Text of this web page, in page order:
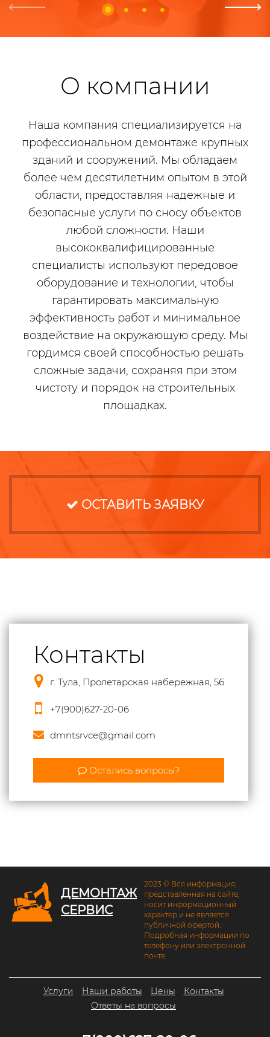
Previous next
О компании
Наша компания специализируется на
профессиональном демонтаже крупных
зданий и сооружений. Мы обладаем
более чем десятилетним опытом в этой
области, предоставляя надежные и
безопасные услуги по сносу объектов
любой сложности. Наши
высококвалифицированные
специалисты используют передовое
оборудование и технологии, чтобы
гарантировать максимальную
эффективность работ и минимальное
воздействие на окружающую среду. Мы
гордимся своей способностью решать
сложные задачи, сохраняя при этом
чистоту и порядок на строительных
площадках.
ОСТАВИТЬ ЗАЯВКУ
Контакты
г. Тула, Пролетарская набережная, 56
+7(900)627-20-06
dmntsrvce@gmail.com
Остались вопросы?
ДЕМОНТАЖ
СЕРВИС
2023 © Вся информация,
представленная на сайте,
носит информационный
характер и не является
публичной офертой.
Подробная информации по
телефону или электронной
почте.
Услуги Наши работы Цены
Контакты
Ответы на вопросы